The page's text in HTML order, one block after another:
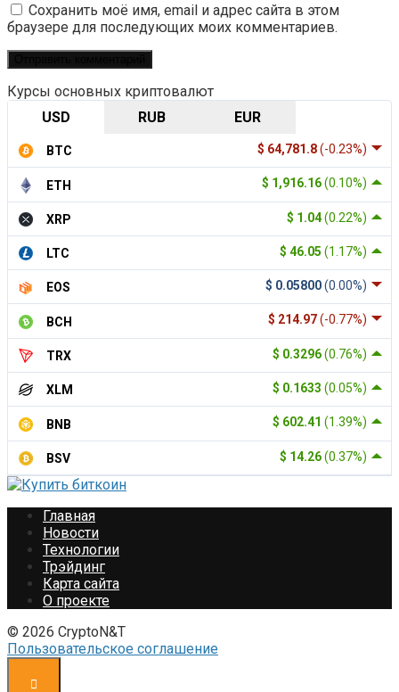
Сохранить моё имя, email и адрес сайта в этом
браузере для последующих моих комментариев.
Курсы основных криптовалют
USD
RUB EUR
$ 64,781.8(-0.23%)
BTC
$ 1,916.16(0.10%)
ETH
$ 1.04(0.22%)
XRP
$ 46.05 (1.17%)
LTC
$ 0.05800(0.00%)
EOS
$ 214.97(-0.77%)
BCH
$ 0.3296(0.76%)
TRX
$ 0.1633 (0.05%)
XLM
$ 602.41 (1.39%)
BNB
$ 14.26(0.37%)
BSV
Главная
Новости
Технологии
Трэйдинг
Карта сайта
О проекте
© 2026 CryptoN&T
Пользовательское соглашение